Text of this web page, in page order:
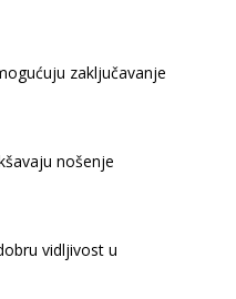
zaključavanje
nošenje
vidljivost u